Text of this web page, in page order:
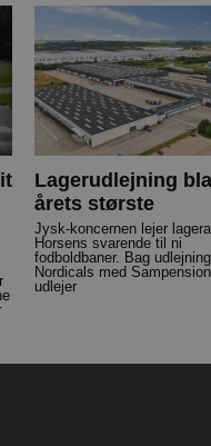
Lagerudlejning
årets største
Jysk-koncernen lejer
Horsens svarende til ni
fodboldbaner. Bag
Nordicals med
udlejer